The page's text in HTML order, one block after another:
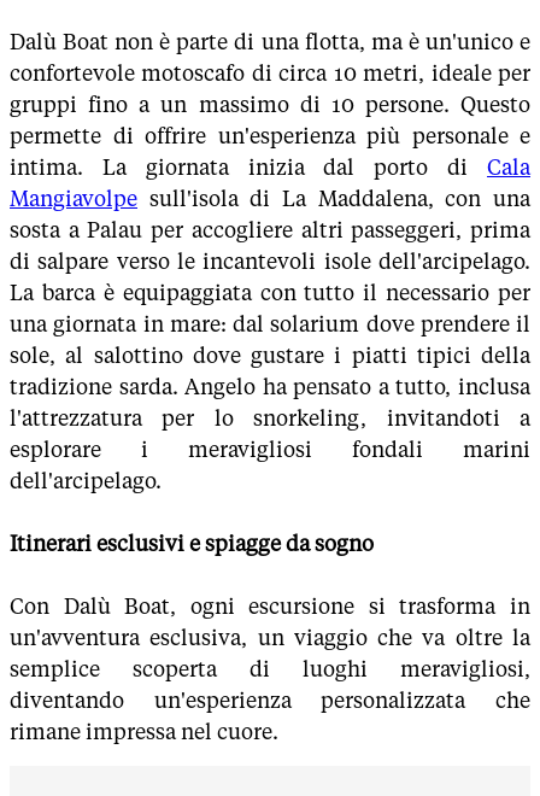
Dalù Boat non è parte di una flotta, ma è un'unico e
confortevole motoscafo di circa 10 metri, ideale per
gruppi fino a un massimo di 10 persone. Questo
permette di offrire un'esperienza più personale e
intima. La giornata inizia dal porto di Cala
Mangiavolpe sull'isola di La Maddalena, con una
sosta a Palau per accogliere altri passeggeri, prima
di salpare verso le incantevoli isole dell'arcipelago.
La barca è equipaggiata con tutto il necessario per
una giornata in mare: dal solarium dove prendere il
sole, al salottino dove gustare i piatti tipici della
tradizione sarda. Angelo ha pensato a tutto, inclusa
l'attrezzatura per lo snorkeling, invitandoti a
esplorare i meravigliosi fondali marini
dell'arcipelago.
Itinerari esclusivi e spiagge da sogno
Con Dalù Boat, ogni escursione si trasforma in
un'avventura esclusiva, un viaggio che va oltre la
semplice scoperta di luoghi meravigliosi,
diventando un'esperienza personalizzata che
rimane impressa nel cuore.